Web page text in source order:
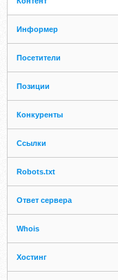
Информер
Посетители
Позиции
Конкуренты
Ссылки
Robots.txt
Ответ сервера
Whois
Хостинг